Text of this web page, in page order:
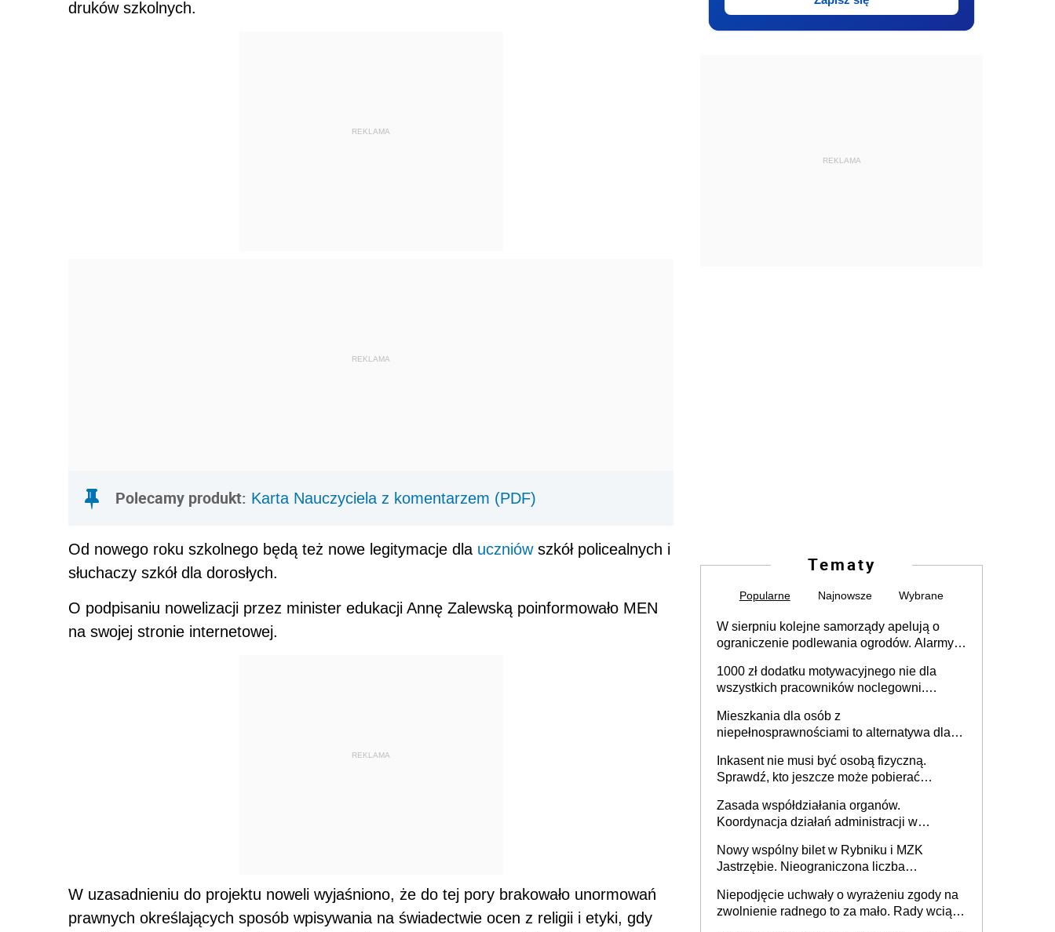
druków szkolnych.
REKLAMA
REKLAMA
Polecamy produkt: Karta Nauczyciela z komentarzem (PDF)
Od nowego roku szkolnego będą też nowe legitymacje dla uczniówszkół policealnych i
słuchaczy szkół dla dorosłych.
O podpisaniu nowelizacji przez minister edukacji Annę Zalewską poinformowało MEN
na swojej stronie internetowej.
REKLAMA
W uzasadnieniu do projektu noweli wyjaśniono, że do tej pory brakowało unormowań
prawnych określających sposób wpisywania na świadectwie ocen z religii i etyki, gdy
REKLAMA
Tematy
Popularne Najnowsze Wybrane
W sierpniu kolejne samorządy apelują o
ograniczenie podlewania ogrodów. Alarmy w
może objąć cały kraj
1000 zł dodatku motywacyjnego nie dla
wszystkich pracowników noclegowni.
Mieszkania dla osób z
niepełnosprawnościami to alternatywa dla
samodzielnie lub z rodziną
Inkasent nie musi być osobą fizyczną.
Sprawdź, kto jeszcze może pobierać
Zasada współdziałania organów.
Koordynacja działań administracji w
Nowy wspólny bilet w Rybniku i MZK
Jastrzębie. Nieograniczona liczba
Niepodjęcie uchwały o wyrażeniu zgody na
zwolnienie radnego to za mało. Rady wciąż